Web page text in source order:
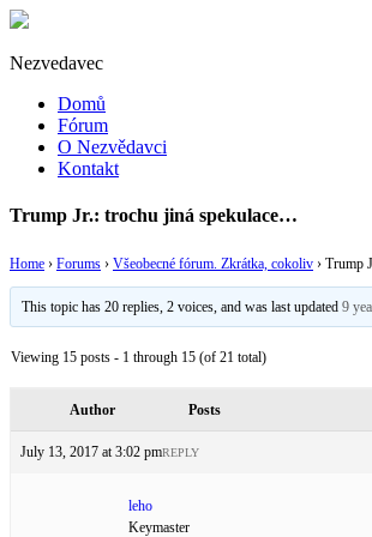
Nezvedavec
Domů
Fórum
O Nezvědavci
Kontakt
Trump Jr.: trochu jiná spekulace…
Home › Forums › Všeobecné fórum. Zkrátka, cokoliv › Trump
This topic has 20 replies, 2 voices, and was last updated9
Viewing 15 posts - 1 through 15 (of 21 total)
Author Posts
July 13, 2017 at 3:02 pmREPLY
leho
Keymaster